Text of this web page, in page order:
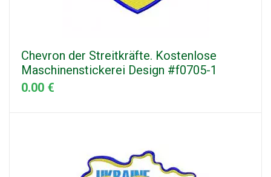
Chevron der Streitkräfte. Kostenlose
Maschinenstickerei Design #f0705-1
0.00 €